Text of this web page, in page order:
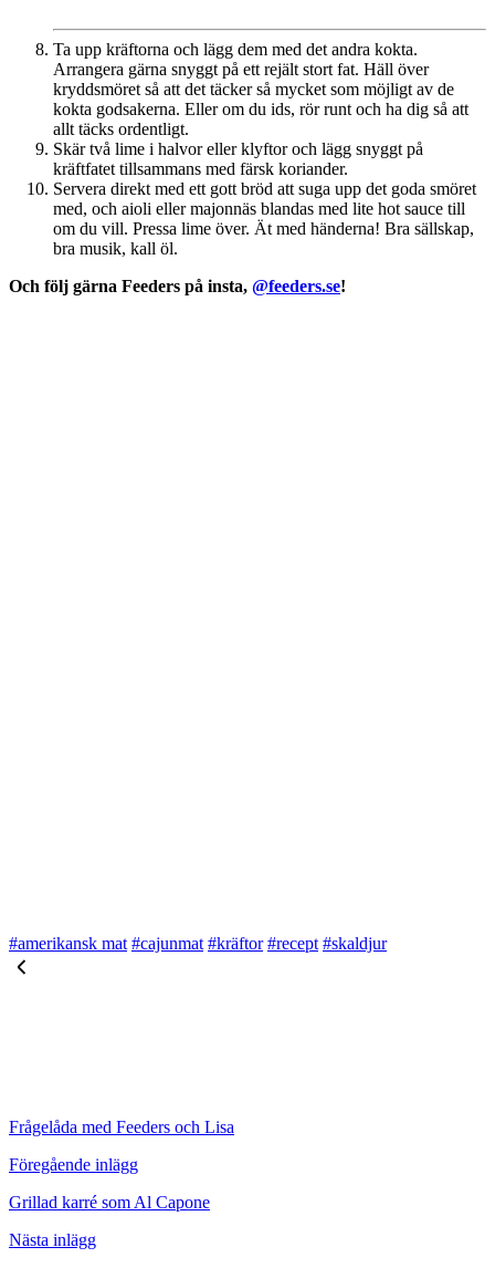
Ta upp kräftorna och lägg dem med det andra kokta.
Arrangera gärna snyggt på ett rejält stort fat. Häll över
kryddsmöret så att det täcker så mycket som möjligt av de
kokta godsakerna. Eller om du ids, rör runt och ha dig så att
allt täcks ordentligt.
Skär två lime i halvor eller klyftor och lägg snyggt på
kräftfatet tillsammans med färsk koriander.
Servera direkt med ett gott bröd att suga upp det goda smöret
med, och aioli eller majonnäs blandas med lite hot sauce till
om du vill. Pressa lime över. Ät med händerna! Bra sällskap,
bra musik, kall öl.
Och följ gärna Feeders på insta, @feeders.se!
#amerikansk mat #cajunmat #kräftor #recept #skaldjur
Frågelåda med Feeders och Lisa
Föregående inlägg
Grillad karré som Al Capone
Nästa inlägg